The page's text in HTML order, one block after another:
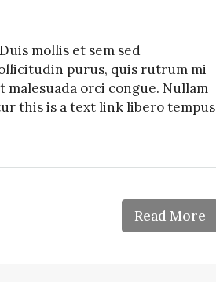
mollis et sem sed
purus, quis rutrum mi
malesuada orci congue. Nullam
this is a text link libero tempus
Read More